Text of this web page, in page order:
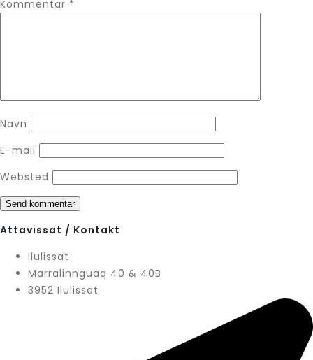
Kommentar *
Navn
E-mail
Websted
Attavissat / Kontakt
Ilulissat
Marralinnguaq 40 & 40B
3952 Ilulissat